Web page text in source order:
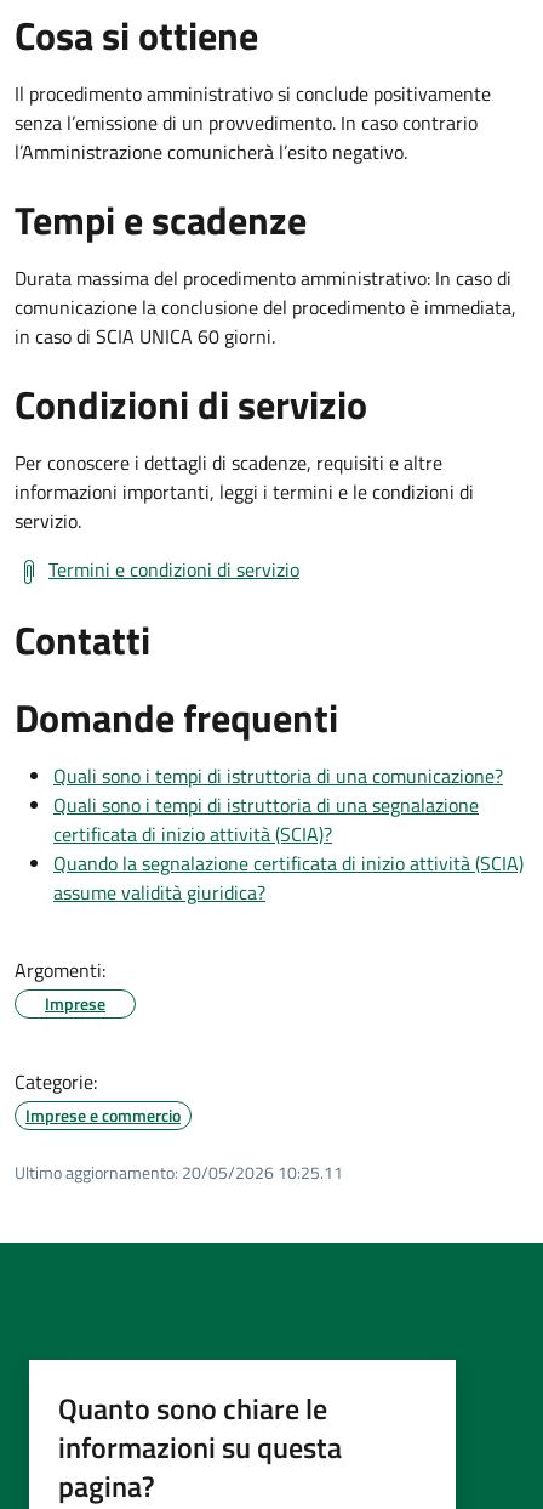
Cosa si ottiene
Il procedimento amministrativo si conclude positivamente
senza l’emissione di un provvedimento. In caso contrario
l’Amministrazione comunicherà l’esito negativo.
Tempi e scadenze
Durata massima del procedimento amministrativo: In caso di
comunicazione la conclusione del procedimento è immediata,
in caso di SCIA UNICA 60 giorni.
Condizioni di servizio
Per conoscere i dettagli di scadenze, requisiti e altre
informazioni importanti, leggi i termini e le condizioni di
servizio.
Termini e condizioni di servizio
Contatti
Domande frequenti
Quali sono i tempi di istruttoria di una comunicazione?
Quali sono i tempi di istruttoria di una segnalazione
certificata di inizio attività (SCIA)?
Quando la segnalazione certificata di inizio attività (SCIA)
assume validità giuridica?
Argomenti:
Imprese
Categorie:
Imprese e commercio
Ultimo aggiornamento: 20/05/2026 10:25.11
Quanto sono chiare le
informazioni su questa
pagina?